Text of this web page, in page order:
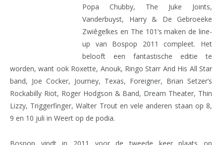
Popa Chubby, The Juke Joints,
Vanderbuyst, Harry & De Gebroeëke
Zwiêgelkes en The 101’s maken de line-
up van Bospop 2011 compleet. Het
belooft een fantastische editie te
worden, want ook Roxette, Anouk, Ringo Starr And His All Star
band, Joe Cocker, Journey, Texas, Foreigner, Brian Setzer’s
Rockabilly Riot, Roger Hodgson & Band, Dream Theater, Thin
Lizzy, Triggerfinger, Walter Trout en vele anderen staan op 8,
9 en 10 juli in Weert op de podia.